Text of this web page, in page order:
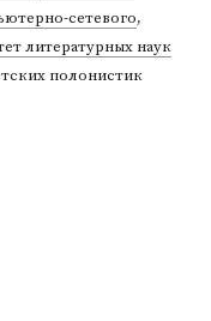
сетевого,
литературных наук
полонистик